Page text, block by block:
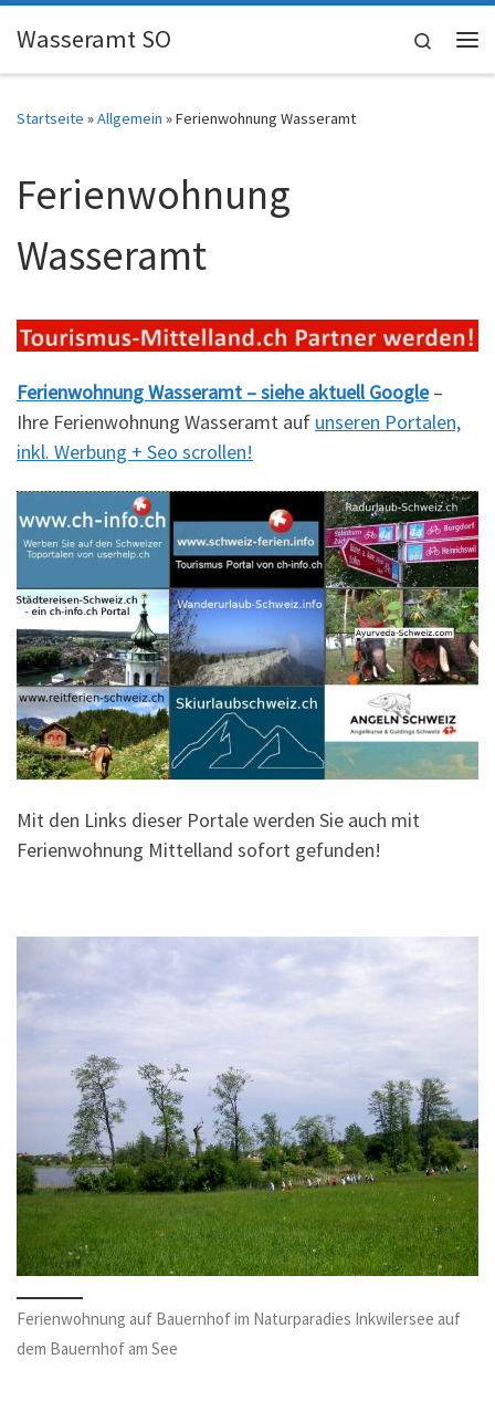
Skip to content
Wasseramt SO
Search
Startseite »Allgemein »Ferienwohnung Wasseramt
Ferienwohnung
Wasseramt
Ferienwohnung Wasseramt – siehe aktuell Google–
Ihre Ferienwohnung Wasseramt auf unseren Portalen,
inkl. Werbung + Seo scrollen!
Mit den Links dieser Portale werden Sie auch mit
Ferienwohnung Mittelland sofort gefunden!
Ferienwohnung auf Bauernhof im Naturparadies Inkwilersee auf
dem Bauernhof am See